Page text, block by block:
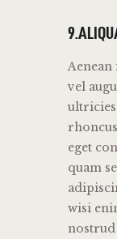
vel
ultricies
eget
quam
wisi